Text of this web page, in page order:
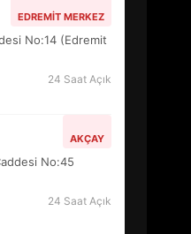
EDREMIT MERKEZ
No:14 (Edremit
24 Saat Açık
AKÇAY
No:45
24 Saat Açık
NE DEĞİŞTİ?
SATRANÇ